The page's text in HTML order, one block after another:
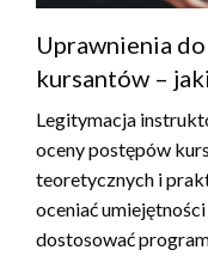
Uprawnienia
kursantów –
Legitymacja
oceny postępów
teoretycznych i
oceniać
dostosować